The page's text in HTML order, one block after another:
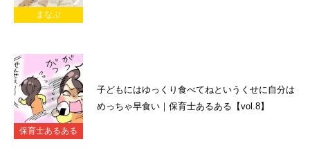
まなぶ
保育士あるある
子どもにはゆっくり食べてねというくせに自分は
めっちゃ早食い｜保育士あるある【vol.8】